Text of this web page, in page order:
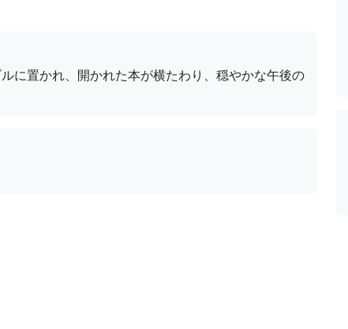
に置かれ、開かれた本が横たわり、穏やかな午後の